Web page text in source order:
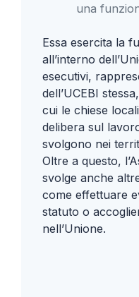
una
Essa esercita la
all’interno
esecutivi,
dell’UCEBI
cui le chiese
delibera sul
svolgono nei
Oltre a questo,
svolge anche
come effettuare
statuto o
nell’Unione.